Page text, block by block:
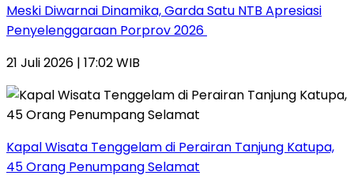
Meski Diwarnai Dinamika, Garda Satu NTB Apresiasi
Penyelenggaraan Porprov 2026 ‎
21 Juli 2026 | 17:02 WIB
Kapal Wisata Tenggelam di Perairan Tanjung Katupa,
45 Orang Penumpang Selamat